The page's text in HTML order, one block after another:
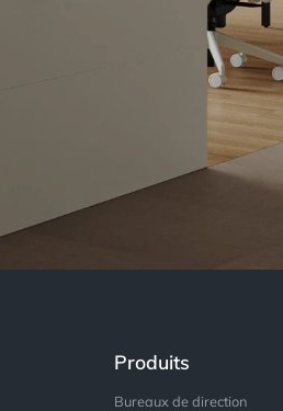
Produits
Bureaux de direction